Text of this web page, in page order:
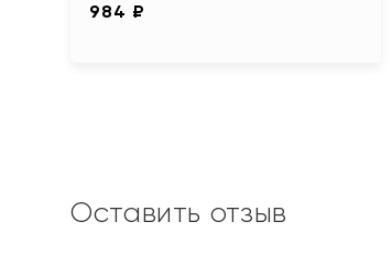
984 ₽
Оставить отзыв